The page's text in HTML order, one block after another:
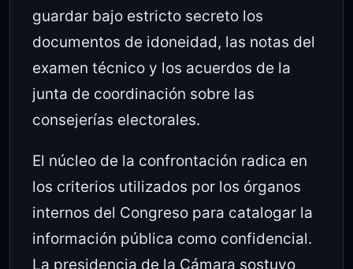
guardar bajo estricto secreto los
documentos de idoneidad, las notas del
examen técnico y los acuerdos de la
junta de coordinación sobre las
consejerías electorales.
El núcleo de la confrontación radica en
los criterios utilizados por los órganos
internos del Congreso para catalogar la
información pública como confidencial.
La presidencia de la Cámara sostuvo